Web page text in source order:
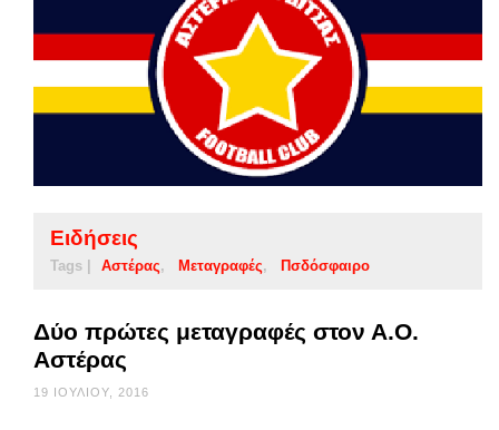
Ειδήσεις
Tags | Αστέρας Μεταγραφές Πσδόσφαιρο
Δύο πρώτες μεταγραφές στον Α.Ο.
Αστέρας
19 ΙΟΥΛΊΟΥ, 2016